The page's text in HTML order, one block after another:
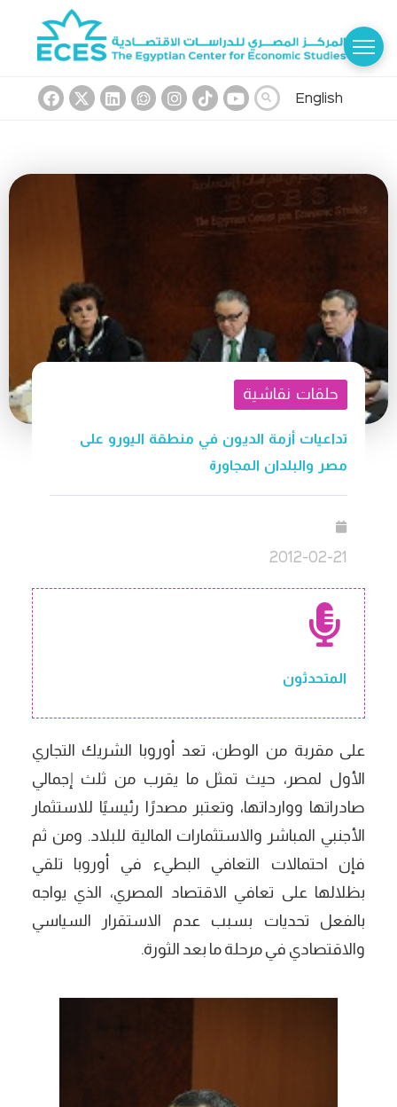
English
حلقات نقاشية
تداعيات أزمة الديون في منطقة اليورو على
مصر والبلدان المجاورة
2012-02-21
المتحدثون
على مقربة من الوطن، تعد أوروبا الشريك التجاري
الأول لمصر، حيث تمثل ما يقرب من ثلث إجمالي
صادراتها ووارداتها، وتعتبر مصدرًا رئيسيًا للاستثمار
الأجنبي المباشر والاستثمارات المالية للبلاد. ومن ثم
فإن احتمالات التعافي البطيء في أوروبا تلقي
بظلالها على تعافي الاقتصاد المصري، الذي يواجه
بالفعل تحديات بسبب عدم الاستقرار السياسي
والاقتصادي في مرحلة ما بعد الثورة.